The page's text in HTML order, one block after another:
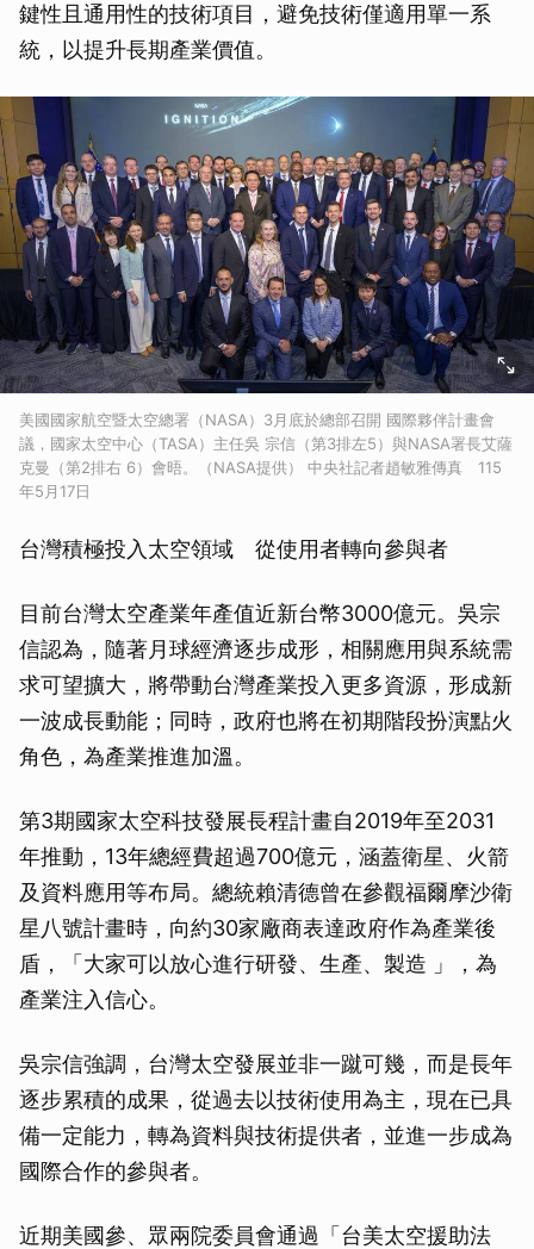
鍵性且通用性的技術項目，避免技術僅適用單一系
統，以提升長期產業價值。
美國國家航空暨太空總署（NASA）3月底於總部召開 國際夥伴計畫會
議，國家太空中心（TASA）主任吳 宗信（第3排左5）與NASA署長艾薩
克曼（第2排右 6）會晤。（NASA提供） 中央社記者趙敏雅傳真 115
年5月17日
台灣積極投入太空領域 從使用者轉向參與者
目前台灣太空產業年產值近新台幣3000億元。吳宗
信認為，隨著月球經濟逐步成形，相關應用與系統需
求可望擴大，將帶動台灣產業投入更多資源，形成新
一波成長動能；同時，政府也將在初期階段扮演點火
角色，為產業推進加溫。
第3期國家太空科技發展長程計畫自2019年至2031
年推動，13年總經費超過700億元，涵蓋衛星、火箭
及資料應用等布局。總統賴清德曾在參觀福爾摩沙衛
星八號計畫時，向約30家廠商表達政府作為產業後
盾，「大家可以放心進行研發、生產、製造 」，為
產業注入信心。
吳宗信強調，台灣太空發展並非一蹴可幾，而是長年
逐步累積的成果，從過去以技術使用為主，現在已具
備一定能力，轉為資料與技術提供者，並進一步成為
國際合作的參與者。
近期美國參、眾兩院委員會通過「台美太空援助法